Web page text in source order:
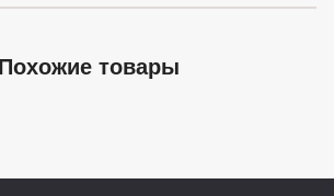
Похожие товары